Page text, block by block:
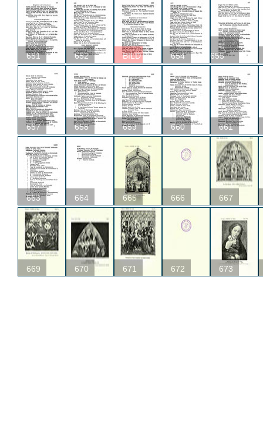
651 652 BILD 654
U
655
657 658 659 660 661
663 664 665 666 667
669 670 671 672 673